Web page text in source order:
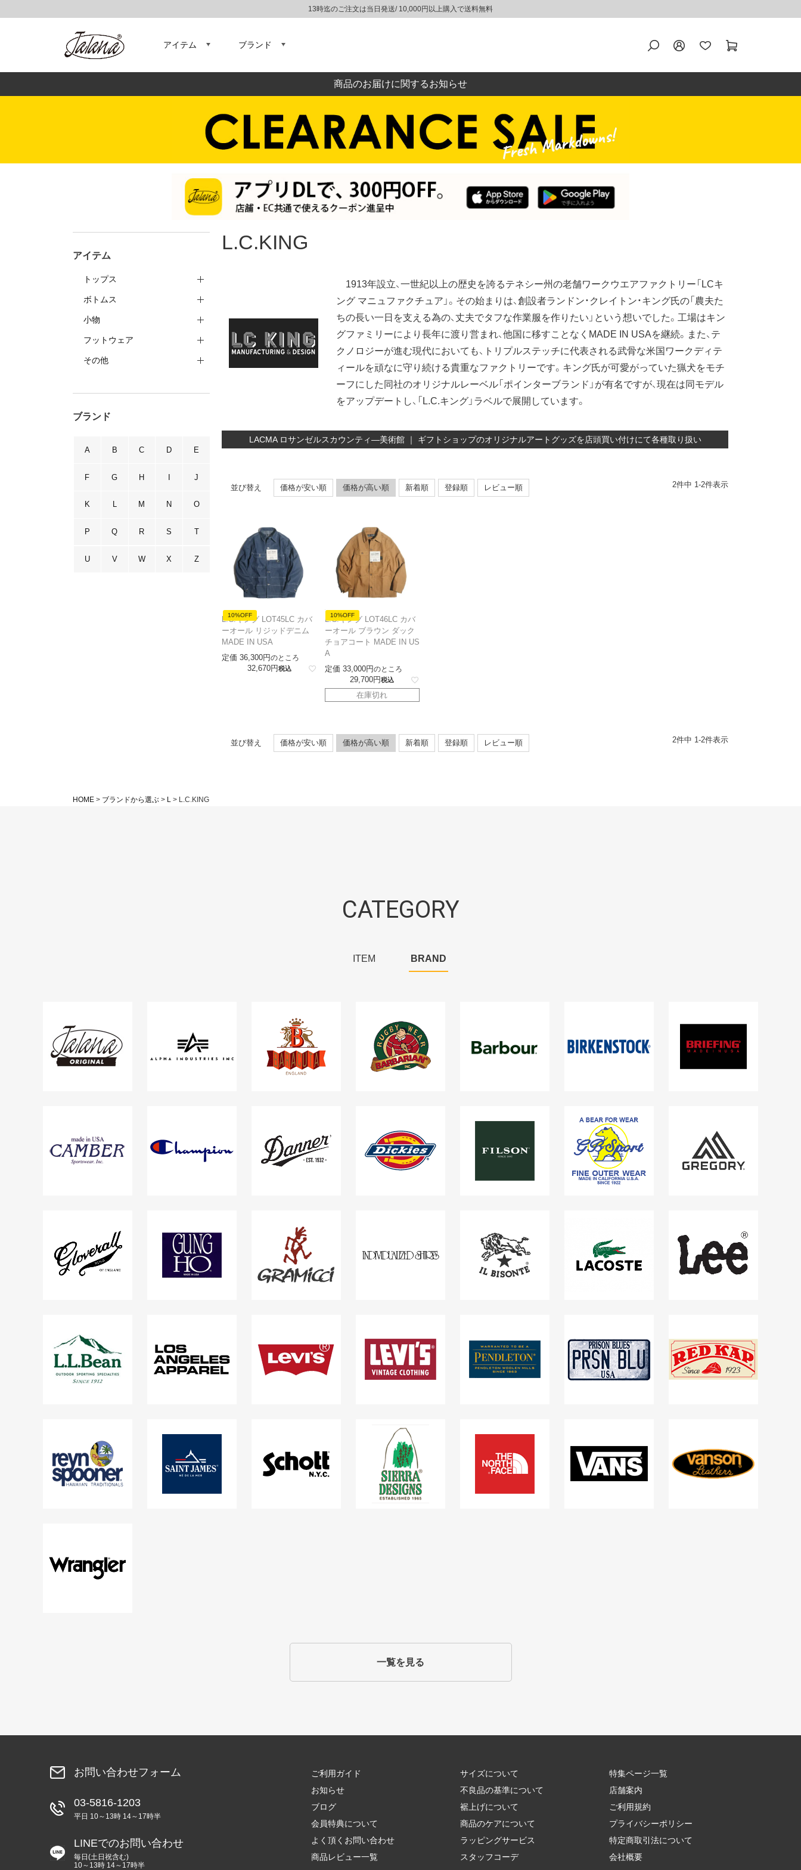
13時迄のご注文は当日発送/ 10,000円以上購入で送料無料
アイテム ブランド
商品のお届けに関するお知らせ
アイテム
トップス
ボトムス
小物
フットウェア
その他
ブランド
A B C D E
F G H I J
K L M N O
P Q R S T
U V W X Z
L.C.KING
1913年設立、一世紀以上の歴史を誇るテネシー州の老舗ワークウエアファクトリー「LCキ
ング マニュファクチュア」。その始まりは、創設者ランドン・クレイトン・キング氏の「農夫た
ちの長い一日を支える為の、丈夫でタフな作業服を作りたい」という想いでした。工場はキン
グファミリーにより長年に渡り営まれ、他国に移すことなくMADE IN USAを継続。また、テ
クノロジーが進む現代においても、トリプルステッチに代表される武骨な米国ワークディテ
ィールを頑なに守り続ける貴重なファクトリーです。キング氏が可愛がっていた猟犬をモチ
ーフにした同社のオリジナルレーベル「ポインターブランド」が有名ですが、現在は同モデル
をアップデートし、「L.C.キング」ラベルで展開しています。
LACMA ロサンゼルスカウンティ―美術館 ｜ ギフトショップのオリジナルアートグッズを店頭買い付けにて各種取り扱い
並び替え 価格が安い順 価格が高い順 新着順 登録順 レビュー順 2件中 1-2件表示
10%OFF
L.C.キング LOT45LC カバ
ーオール リジッドデニム
MADE IN USA
定価 36,300 のところ
32,670 税込
10%OFF
L.C.キング LOT46LC カバ
ーオール ブラウン ダック
チョアコート MADE IN US
A
定価 33,000 のところ
29,700 税込
在庫切れ
並び替え 価格が安い順 価格が高い順 新着順 登録順 レビュー順 2件中 1 -2件表示
HOME ブランドから選ぶ L L.C.KING
CATEGORY
ITEM BRAND
一覧を見る
お問い合わせフォーム
03-5816-1203
平日 10～13時 14～17時半
LINEでのお問い合わせ
毎日(土日祝含む)
10～13時 14～17時半
ご利用ガイド
お知らせ
ブログ
会員特典について
よく頂くお問い合わせ
商品レビュー一覧
サイズについて
不良品の基準について
裾上げについて
商品のケアについて
ラッピングサービス
スタッフコーデ
特集ページ一覧
店舗案内
ご利用規約
プライバシーポリシー
特定商取引法について
会社概要